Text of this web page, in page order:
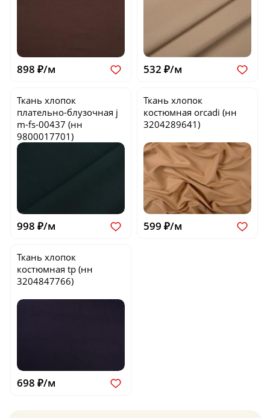
898 ₽/м 532 ₽/м
Ткань хлопок
плательно-блузочная j
m-fs-00437 (нн
9800017701)
998 ₽/м
Ткань хлопок
костюмнаяorcadi (нн
3204289641)
599 ₽/м
Ткань хлопок
костюмнаяtp (нн
3204847766)
698 ₽/м